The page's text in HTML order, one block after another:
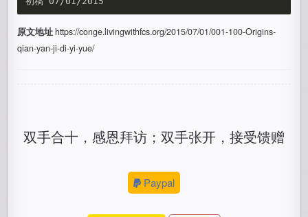
原文地址https://conge.livingwithfcs.org/2015/07/01/001-100-Origins-
qian-yan-ji-di-yi-yue/
双手合十，感恩拜访；双手张开，接受馈赠
Paypal